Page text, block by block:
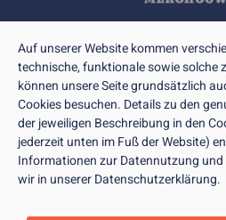
Auf unserer Website kommen
technische, funktionale sowie solche
können unsere Seite grundsätzlich
Cookies besuchen. Details zu den
der jeweiligen Beschreibung in den
jederzeit unten im Fuß der Website)
Informationen zur Datennutzung
wir in unserer Datenschutzerklärung.